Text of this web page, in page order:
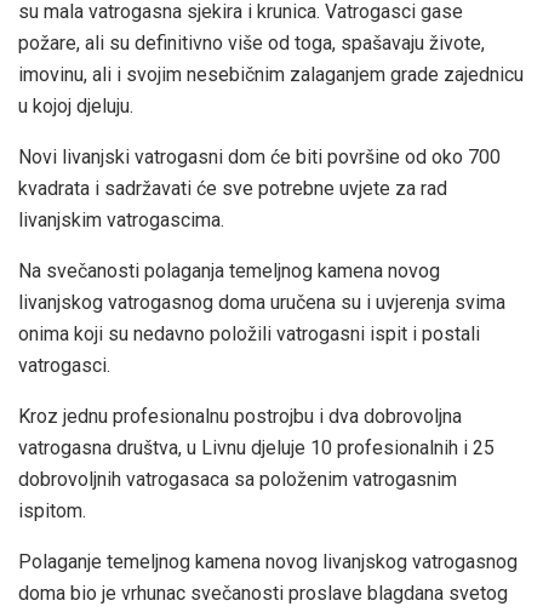
su mala vatrogasna sjekira i krunica. Vatrogasci gase
požare, ali su definitivno više od toga, spašavaju živote,
imovinu, ali i svojim nesebičnim zalaganjem grade zajednicu
u kojoj djeluju.
Novi livanjski vatrogasni dom će biti površine od oko 700
kvadrata i sadržavati će sve potrebne uvjete za rad
livanjskim vatrogascima.
Na svečanosti polaganja temeljnog kamena novog
livanjskog vatrogasnog doma uručena su i uvjerenja svima
onima koji su nedavno položili vatrogasni ispit i postali
vatrogasci.
Kroz jednu profesionalnu postrojbu i dva dobrovoljna
vatrogasna društva, u Livnu djeluje 10 profesionalnih i 25
dobrovoljnih vatrogasaca sa položenim vatrogasnim
ispitom.
Polaganje temeljnog kamena novog livanjskog vatrogasnog
doma bio je vrhunac svečanosti proslave blagdana svetog